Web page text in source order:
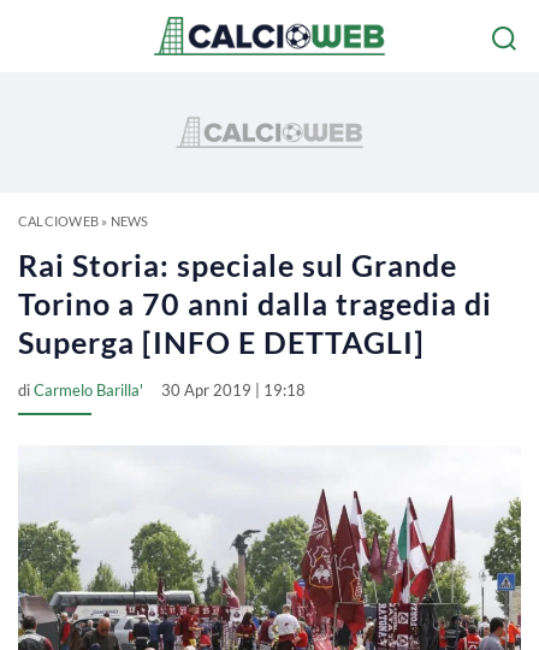
CALCIOWEB» NEWS
Rai Storia: speciale sul Grande
Torino a 70 anni dalla tragedia di
Superga [INFO E DETTAGLI]
diCarmelo Barilla' 30 Apr 2019 | 19:18